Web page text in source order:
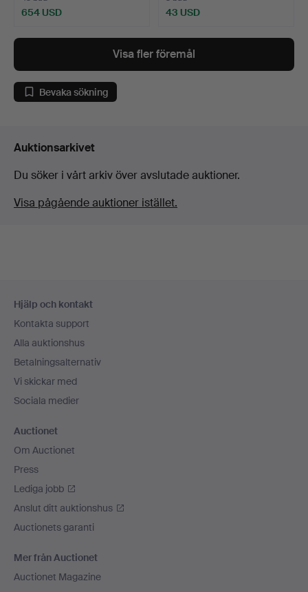
654 USD 43 USD
Visa fler föremål
Bevaka sökning
Auktionsarkivet
Du söker i vårt arkiv över avslutade auktioner.
Visa pågående auktioner istället.
Hjälp och kontakt
Kontakta support
Alla auktionshus
Betalningsalternativ
Vi skickar med
Sociala medier
Auctionet
Om Auctionet
Press
Lediga jobb
Anslut ditt auktionshus
Auctionets garanti
Mer från Auctionet
Auctionet Magazine